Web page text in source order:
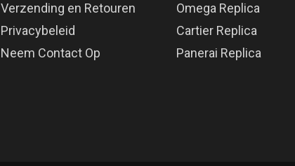
Verzending en Retouren
Privacybeleid
Neem Contact Op
Omega Replica
Cartier Replica
Panerai Replica